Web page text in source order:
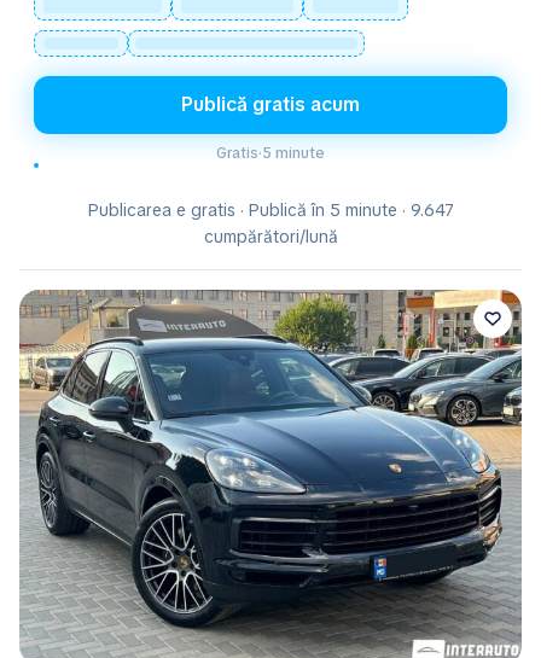
Publică gratis acum
Gratis·5 minute
Publicarea e gratis · Publică în 5 minute · 9.647
cumpărători/lună